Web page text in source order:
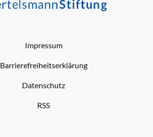
Impressum
Barrierefreiheitserklärung
Datenschutz
RSS